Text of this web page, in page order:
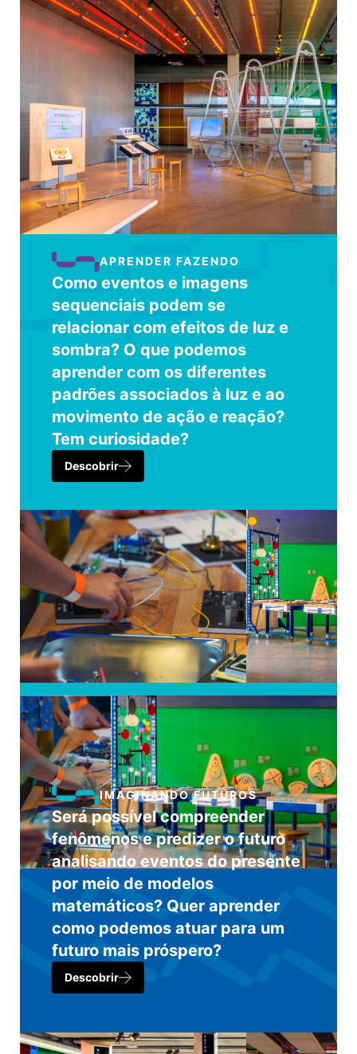
APRENDER FAZENDO
Como eventos e imagens
sequenciais podem se
relacionar com efeitos de luz e
sombra? O que podemos
aprender com os diferentes
padrões associados à luz e ao
movimento de ação e reação?
Tem curiosidade?
Descobrir
IMAGINANDO FUTUROS
Será possível compreender
fenômenos e predizer o futuro
analisando eventos do presente
por meio de modelos
matemáticos? Quer aprender
como podemos atuar para um
futuro mais próspero?
Descobrir